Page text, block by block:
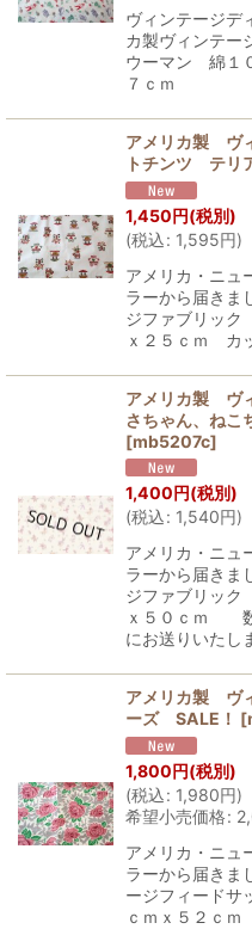
ヴィンテージ
カ製ヴィンテ
ウーマン 綿１
７ｃｍ
アメリカ製 ヴ
トチンツ テリ
1,450円(税別)
(税込: 1,595円)
アメリカ・ニュ
ラーから届き
ジファブリッ
ｘ２５ｃｍ カ
アメリカ製 ヴ
さちゃん、ねこ
[mb5207c]
1,400円(税別)
(税込: 1,540円)
アメリカ・ニュ
ラーから届き
ジファブリッ
ｘ５０ｃｍ 数
にお送りいたし
アメリカ製 ヴ
ーズ SALE！ [
1,800円(税別)
(税込: 1,980円)
希望小売価格:
アメリカ・ニュ
ラーから届き
ージフィード
ｃｍｘ５２ｃｍ